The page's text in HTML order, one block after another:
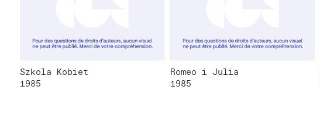
Szkola Kobiet
1985
Romeo i Julia
1985